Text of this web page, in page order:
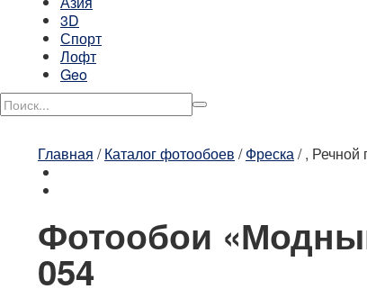
3D
Спорт
Лофт
Geo
Главная /Каталог фотообоев /Фреска/, Речной
Фотообои
054